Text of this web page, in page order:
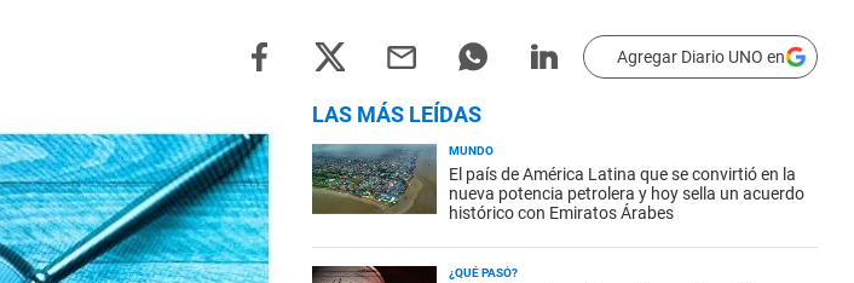
Agregar Diario UNO en
LAS MÁS LEÍDAS
MUNDO
El país de América Latina que se convirtió en la
nueva potencia petrolera y hoy sella un acuerdo
histórico con Emiratos Árabes
¿QUÉ PASÓ?